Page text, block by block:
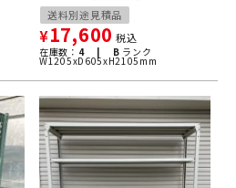
送料別途見積品
¥17,600 税込
在庫数： 4 | B ランク
W1205xD605xH2105mm